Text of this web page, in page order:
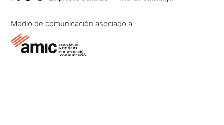
Medio de comunicación asociado a